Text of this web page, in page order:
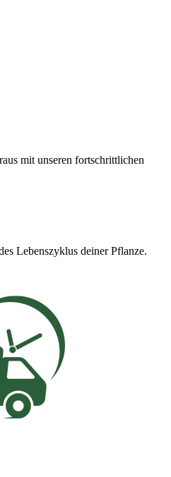
mit unseren fortschrittlichen
Lebenszyklus deiner Pflanze.